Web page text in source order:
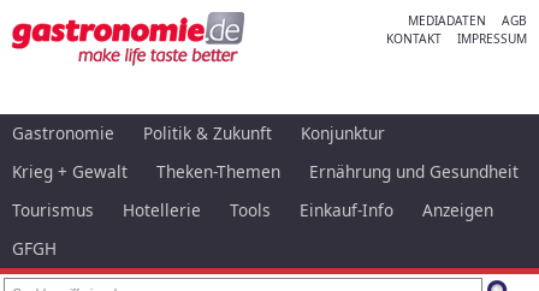
MEDIADATEN
AGB
KONTAKT
IMPRESSUM
Gastronomie Politik & Zukunft
Konjunktur
Krieg + Gewalt
Theken-Themen
Ernährung und Gesundheit
Tourismus
Hotellerie Tools Einkauf-Info
Anzeigen
GFGH